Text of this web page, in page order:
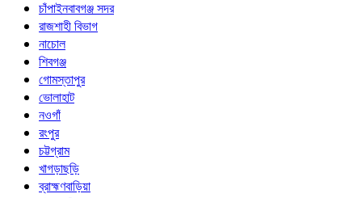
চাঁপাইনবাবগঞ্জ সদর
রাজশাহী বিভাগ
নাচোল
শিবগঞ্জ
গোমস্তাপুর
ভোলাহাট
নওগাঁ
রংপুর
চট্টগ্রাম
খাগড়াছড়ি
ব্রাহ্মণবাড়িয়া